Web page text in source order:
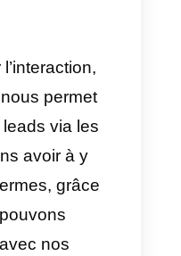
de se poser cette
donné. Il
de
qui
social ».